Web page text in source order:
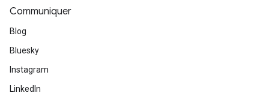
Communiquer
Blog
Bluesky
Instagram
LinkedIn